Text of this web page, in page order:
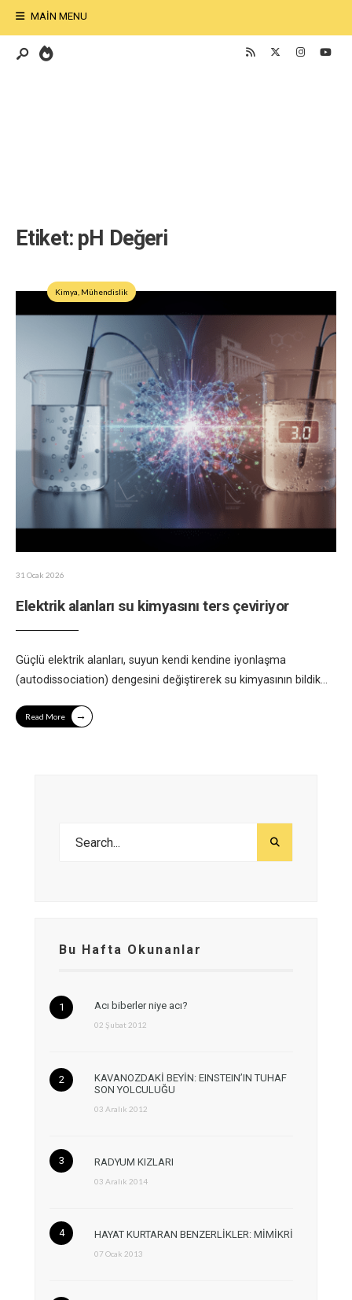
MAIN MENU
Etiket: pH Değeri
Kimya Mühendislik
31 Ocak 2026
Elektrik alanları su kimyasını ters çeviriyor
Güçlü elektrik alanları, suyun kendi kendine iyonlaşma
(autodissociation) dengesini değiştirerek su kimyasının bildik...
Read More →
Bu Hafta Okunanlar
Acı biberler niye acı?
02 Şubat 2012
KAVANOZDAKİ BEYİN: EINSTEIN’IN TUHAF
SON YOLCULUĞU
03 Aralık 2012
RADYUM KIZLARI
03 Aralık 2014
HAYAT KURTARAN BENZERLİKLER: MİMİKRİ
07 Ocak 2013